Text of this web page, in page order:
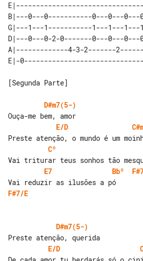
B|---0---0-----------0---0---0---
G|---1---1-----------1---1---1---
D|---0---0-2-0-------0---0---0---
A|-------------4-3-2-------
[Segunda Parte]
D#m7(5-)
E/D
Cº
E7
Bbº
F#7/E
D#m7(5-)
E/D